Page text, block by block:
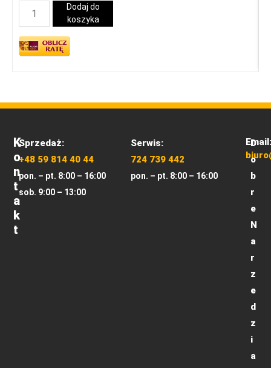
Dodaj do
koszyka
K
O
N
T
A
K
T
Sprzedaż:
+48 59 814 40 44
pon. – pt. 8:00 – 16:00
sob. 9:00 – 13:00
Serwis:
724 739 442
pon. – pt. 8:00 – 16:00
Email:
D
o
b
r
e
N
a
r
z
e
d
z
i
a